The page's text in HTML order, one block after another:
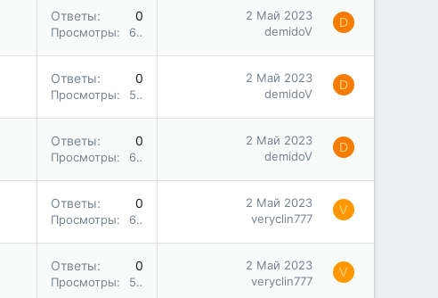
Ответы 0
Просмотры 623
2 Май 2023
demidoV
D
Ответы 0
Просмотры 586
2 Май 2023
demidoV
D
Ответы 0
Просмотры 604
2 Май 2023
demidoV
D
Ответы 0
Просмотры 609
2 Май 2023
veryclin777
V
Ответы 0
Просмотры 599
2 Май 2023
veryclin777
V